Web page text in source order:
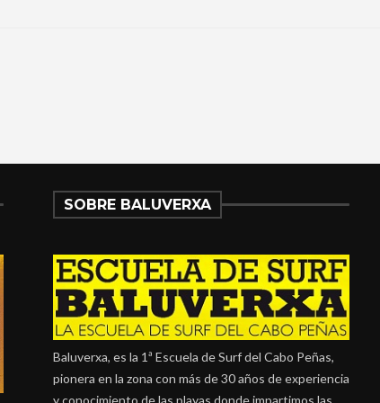
SOBRE BALUVERXA
Baluverxa, es la 1ª Escuela de Surf del Cabo Peñas,
pionera en la zona con más de 30 años de experiencia
y conocimiento de las playas donde impartimos las